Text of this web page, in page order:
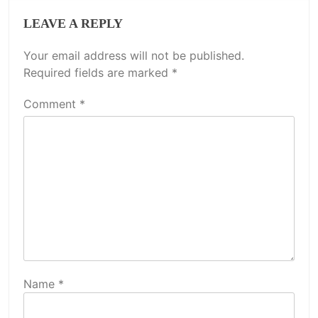
LEAVE A REPLY
Your email address will not be published.
Required fields are marked *
Comment *
Name *